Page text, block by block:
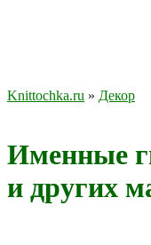
Knittochka.ru » Декор
Именные
и других